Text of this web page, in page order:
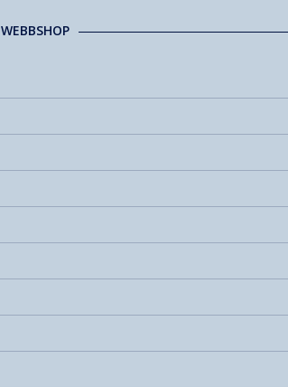
WEBBSHOP